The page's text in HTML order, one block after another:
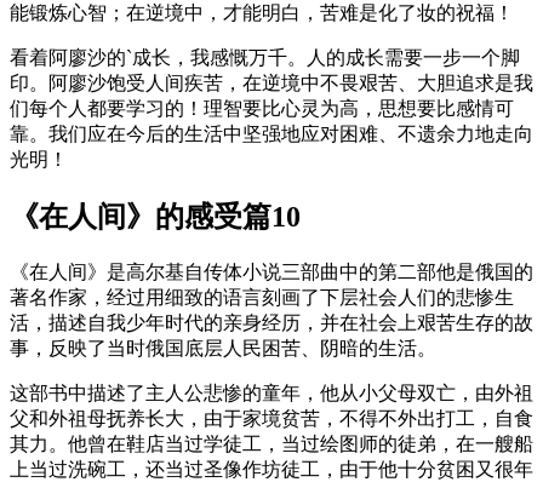
能锻炼心智；在逆境中，才能明白，苦难是化了妆的祝福！
看着阿廖沙的`成长，我感慨万千。人的成长需要一步一个脚
印。阿廖沙饱受人间疾苦，在逆境中不畏艰苦、大胆追求是我
们每个人都要学习的！理智要比心灵为高，思想要比感情可
靠。我们应在今后的生活中坚强地应对困难、不遗余力地走向
光明！
《在人间》的感受篇10
《在人间》是高尔基自传体小说三部曲中的第二部他是俄国的
著名作家，经过用细致的语言刻画了下层社会人们的悲惨生
活，描述自我少年时代的亲身经历，并在社会上艰苦生存的故
事，反映了当时俄国底层人民困苦、阴暗的生活。
这部书中描述了主人公悲惨的童年，他从小父母双亡，由外祖
父和外祖母抚养长大，由于家境贫苦，不得不外出打工，自食
其力。他曾在鞋店当过学徒工，当过绘图师的徒弟，在一艘船
上当过洗碗工，还当过圣像作坊徒工，由于他十分贫困又很年